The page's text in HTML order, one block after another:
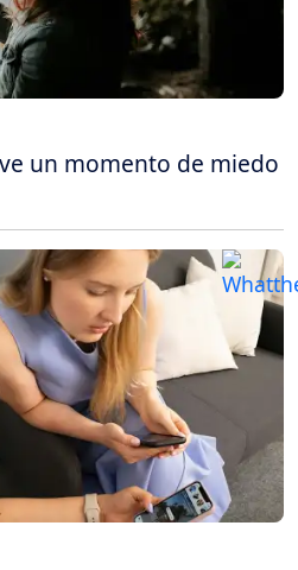
un momento de miedo